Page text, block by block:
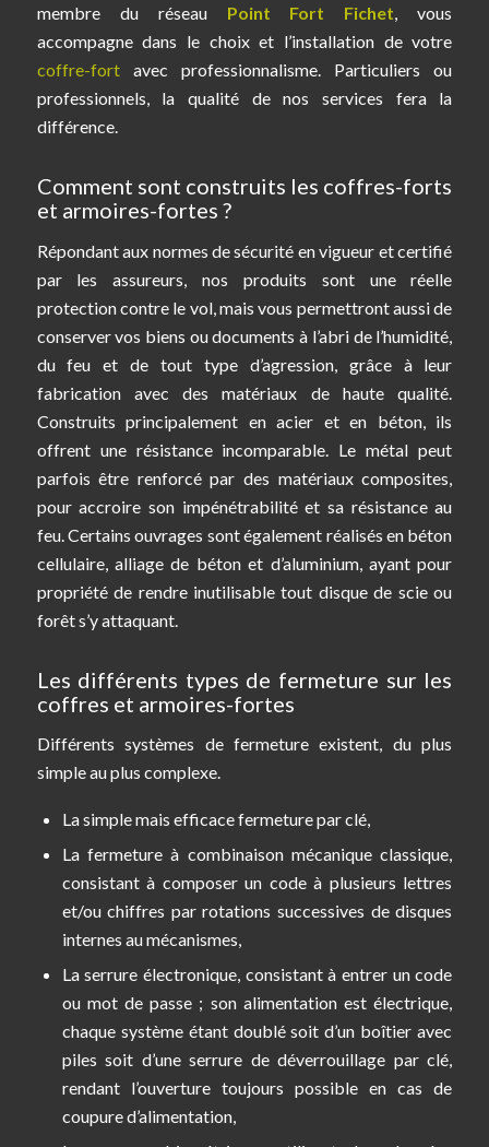
membre du réseau Point Fort Fichet, vous
accompagne dans le choix et l’installation de votre
coffre-fortavec professionnalisme. Particuliers ou
professionnels, la qualité de nos services fera la
différence.
Comment sont construits les coffres-forts
et armoires-fortes ?
Répondant aux normes de sécurité en vigueur et certifié
par les assureurs, nos produits sont une réelle
protection contre le vol, mais vous permettront aussi de
conserver vos biens ou documents à l’abri de l’humidité,
du feu et de tout type d’agression, grâce à leur
fabrication avec des matériaux de haute qualité.
Construits principalement en acier et en béton, ils
offrent une résistance incomparable. Le métal peut
parfois être renforcé par des matériaux composites,
pour accroire son impénétrabilité et sa résistance au
feu. Certains ouvrages sont également réalisés en béton
cellulaire, alliage de béton et d’aluminium, ayant pour
propriété de rendre inutilisable tout disque de scie ou
forêt s’y attaquant.
Les différents types de fermeture sur les
coffres et armoires-fortes
Différents systèmes de fermeture existent, du plus
simple au plus complexe.
La simple mais efficace fermeture par clé,
La fermeture à combinaison mécanique classique,
consistant à composer un code à plusieurs lettres
et/ou chiffres par rotations successives de disques
internes au mécanismes,
La serrure électronique, consistant à entrer un code
ou mot de passe ; son alimentation est électrique,
chaque système étant doublé soit d’un boîtier avec
piles soit d’une serrure de déverrouillage par clé,
rendant l’ouverture toujours possible en cas de
coupure d’alimentation,